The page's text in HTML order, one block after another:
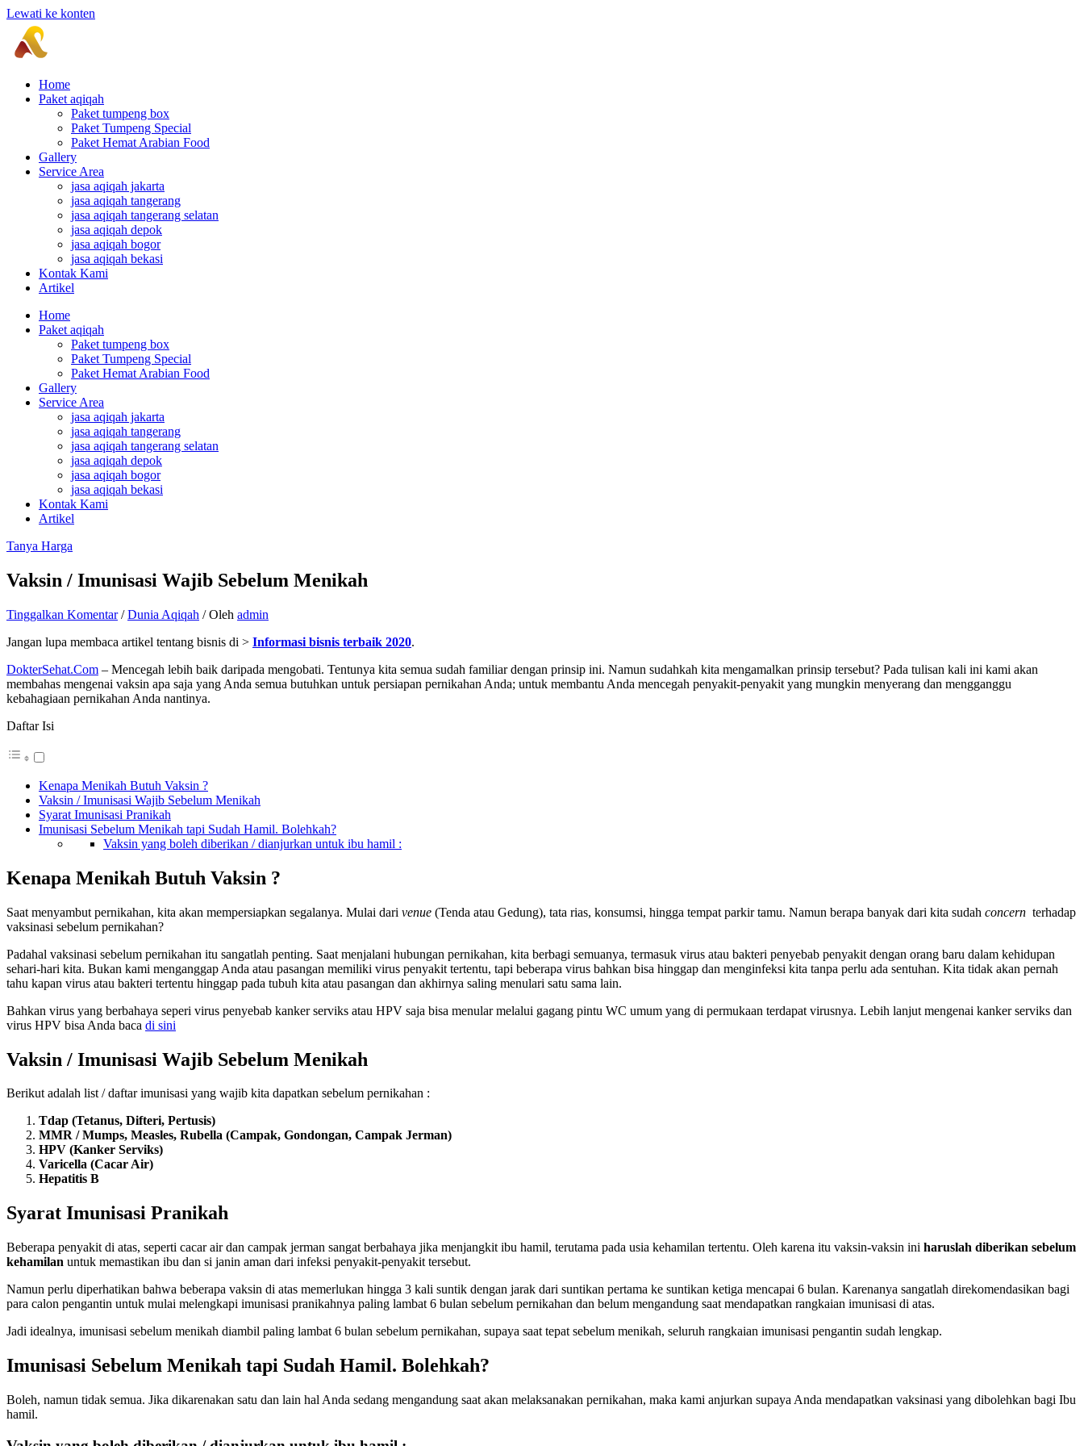
Lewati ke konten
Home
Paket aqiqah
Paket tumpeng box
Paket Tumpeng Special
Paket Hemat Arabian Food
Gallery
Service Area
jasa aqiqah jakarta
jasa aqiqah tangerang
jasa aqiqah tangerang selatan
jasa aqiqah depok
jasa aqiqah bogor
jasa aqiqah bekasi
Kontak Kami
Artikel
Home
Paket aqiqah
Paket tumpeng box
Paket Tumpeng Special
Paket Hemat Arabian Food
Gallery
Service Area
jasa aqiqah jakarta
jasa aqiqah tangerang
jasa aqiqah tangerang selatan
jasa aqiqah depok
jasa aqiqah bogor
jasa aqiqah bekasi
Kontak Kami
Artikel
Tanya Harga
Vaksin / Imunisasi Wajib Sebelum Menikah
Tinggalkan Komentar /Dunia Aqiqah / Oleh admin
Jangan lupa membaca artikel tentang bisnis di > Informasi bisnis terbaik 2020.
DokterSehat.Com – Mencegah lebih baik daripada mengobati. Tentunya kita semua sudah familiar dengan prinsip ini. Namun sudahkah kita mengamalkan prinsip tersebut? Pada tulisan kali ini kami akan
membahas mengenai vaksin apa saja yang Anda semua butuhkan untuk persiapan pernikahan Anda; untuk membantu Anda mencegah penyakit-penyakit yang mungkin menyerang dan mengganggu
kebahagiaan pernikahan Anda nantinya.
Daftar Isi
Kenapa Menikah Butuh Vaksin ?
Vaksin / Imunisasi Wajib Sebelum Menikah
Syarat Imunisasi Pranikah
Imunisasi Sebelum Menikah tapi Sudah Hamil. Bolehkah?
Vaksin yang boleh diberikan / dianjurkan untuk ibu hamil :
Kenapa Menikah Butuh Vaksin ?
Saat menyambut pernikahan, kita akan mempersiapkan segalanya. Mulai dari venue (Tenda atau Gedung), tata rias, konsumsi, hingga tempat parkir tamu. Namun berapa banyak dari kita sudah concern terhadap
vaksinasi sebelum pernikahan?
Padahal vaksinasi sebelum pernikahan itu sangatlah penting. Saat menjalani hubungan pernikahan, kita berbagi semuanya, termasuk virus atau bakteri penyebab penyakit dengan orang baru dalam kehidupan
sehari-hari kita. Bukan kami menganggap Anda atau pasangan memiliki virus penyakit tertentu, tapi beberapa virus bahkan bisa hinggap dan menginfeksi kita tanpa perlu ada sentuhan. Kita tidak akan pernah
tahu kapan virus atau bakteri tertentu hinggap pada tubuh kita atau pasangan dan akhirnya saling menulari satu sama lain.
Bahkan virus yang berbahaya seperi virus penyebab kanker serviks atau HPV saja bisa menular melalui gagang pintu WC umum yang di permukaan terdapat virusnya. Lebih lanjut mengenai kanker serviks dan
virus HPV bisa Anda baca di sini
Vaksin / Imunisasi Wajib Sebelum Menikah
Berikut adalah list / daftar imunisasi yang wajib kita dapatkan sebelum pernikahan :
Tdap (Tetanus, Difteri, Pertusis)
MMR / Mumps, Measles, Rubella (Campak, Gondongan, Campak Jerman)
HPV (Kanker Serviks)
Varicella (Cacar Air)
Hepatitis B
Syarat Imunisasi Pranikah
Beberapa penyakit di atas, seperti cacar air dan campak jerman sangat berbahaya jika menjangkit ibu hamil, terutama pada usia kehamilan tertentu. Oleh karena itu vaksin-vaksin ini haruslah diberikan sebelum
kehamilan untuk memastikan ibu dan si janin aman dari infeksi penyakit-penyakit tersebut.
Namun perlu diperhatikan bahwa beberapa vaksin di atas memerlukan hingga 3 kali suntik dengan jarak dari suntikan pertama ke suntikan ketiga mencapai 6 bulan. Karenanya sangatlah direkomendasikan bagi
para calon pengantin untuk mulai melengkapi imunisasi pranikahnya paling lambat 6 bulan sebelum pernikahan dan belum mengandung saat mendapatkan rangkaian imunisasi di atas.
Jadi idealnya, imunisasi sebelum menikah diambil paling lambat 6 bulan sebelum pernikahan, supaya saat tepat sebelum menikah, seluruh rangkaian imunisasi pengantin sudah lengkap.
Imunisasi Sebelum Menikah tapi Sudah Hamil. Bolehkah?
Boleh, namun tidak semua. Jika dikarenakan satu dan lain hal Anda sedang mengandung saat akan melaksanakan pernikahan, maka kami anjurkan supaya Anda mendapatkan vaksinasi yang dibolehkan bagi Ibu
hamil.